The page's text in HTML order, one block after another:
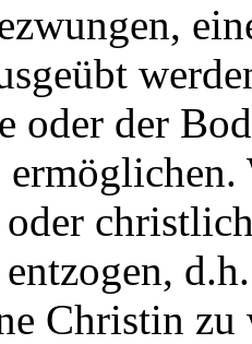
oder der
oder
Christin